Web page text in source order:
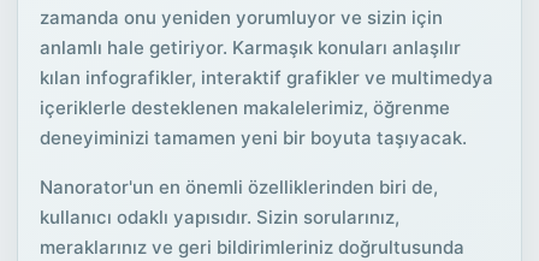
zamanda onu yeniden yorumluyor ve sizin için
anlamlı hale getiriyor. Karmaşık konuları anlaşılır
kılan infografikler, interaktif grafikler ve multimedya
içeriklerle desteklenen makalelerimiz, öğrenme
deneyiminizi tamamen yeni bir boyuta taşıyacak.
Nanorator'un en önemli özelliklerinden biri de,
kullanıcı odaklı yapısıdır. Sizin sorularınız,
meraklarınız ve geri bildirimleriniz doğrultusunda